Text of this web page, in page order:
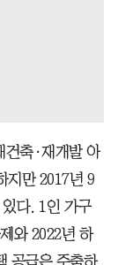
건축·재개발 아
지만 2017년 9
다. 1인 가구
와 2022년 하
공급은 주춤하